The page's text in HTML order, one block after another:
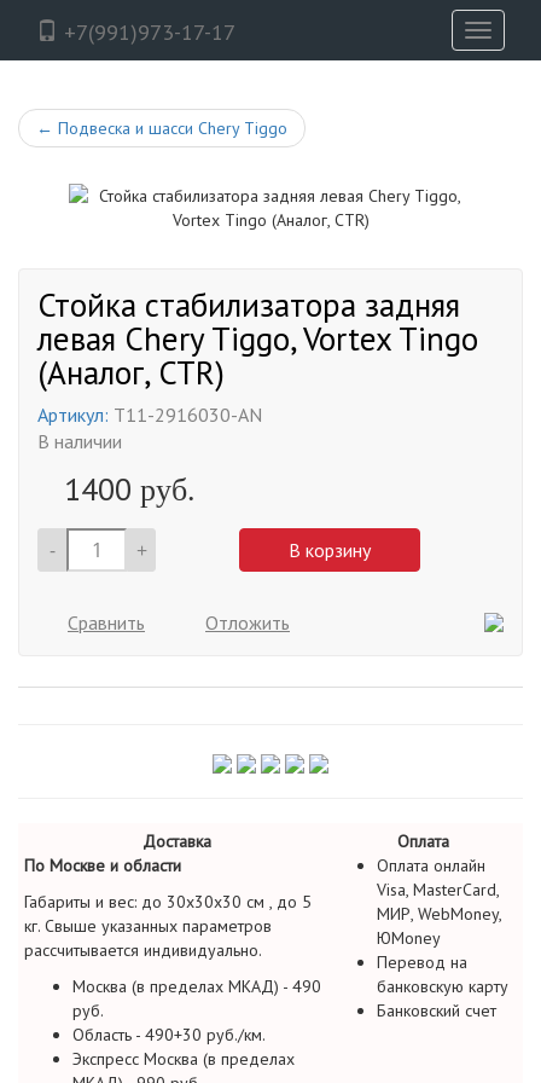
+7(991)973-17-17
Toggle
← Подвеска и шасси Chery Tiggo
Стойка стабилизатора задняя
левая Chery Tiggo, Vortex Tingo
(Аналог, CTR)
Артикул: T11-2916030-AN
В наличии
1400 руб.
- + В корзину
Сравнить Отложить
Доставка
Оплата
По Москве и области
Габариты и вес: до 30х30х30 см , до 5
кг. Свыше указанных параметров
рассчитывается индивидуально.
Москва (в пределах МКАД) - 490
руб.
Область - 490+30 руб./км.
Экспресс Москва (в пределах
Оплата онлайн
Visa, MasterCard,
МИР, WebMoney,
ЮMoney
Перевод на
банковскую карту
Банковский счет